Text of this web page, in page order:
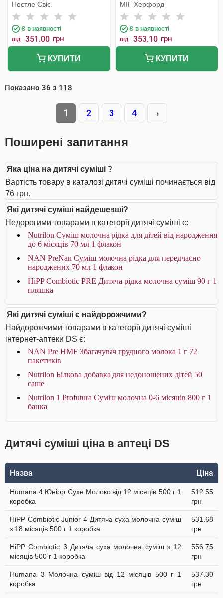
Нестле Свіс
Є в наявності
від 351.00 грн
КУПИТИ
МІГ Херфорд
Є в наявності
від 353.10 грн
КУПИТИ
Показано 36 з 118
1 2 3 4 ›
Поширені запитання
Яка ціна на дитячі суміші ?
Вартість товару в каталозі дитячі суміші починається від
76 грн.
Які дитячі суміші найдешевші?
Недорогими товарами в категорії дитячі суміші є:
Nutrilon Суміш молочна рідка для дітей від народження
до 6 місяців 70 мл 1 флакон
NAN PreNan Суміш молочна рідка для передчасно
народжених 70 мл 1 флакон
HiPP Combiotic PRE Дитяча рідка молочна суміш 90 г 1
пляшка
Які дитячі суміші є найдорожчими?
Найдорожчими товарами в категорії дитячі суміші
інтернет-аптеки DS є:
NAN Pre HMF Збагачувач грудного молока 1 г 72
пакетиків
Nutrilon Білкова добавка для недоношених дітей 50
саше
Nutrilon 1 Profutura Суміш молочна 0-6 місяців 800 г 1
банка
Дитячі суміші ціна в аптеці DS
Назва Ціна
Humana 4 Юніор Сухе Молоко від 12 місяців 500 г 1
коробка
512.55
грн
HiPP Combiotic Junior 4 Дитяча суха молочна суміш
з 18 місяців 500 г 1 коробка
531.68
грн
HiPP Combiotic 3 Дитяча суха молочна суміш з 12
місяців 500 г 1 коробка
556.75
грн
Humana 3 Молочна суміш від 12 місяців 500 г 1
коробка
537.30
грн